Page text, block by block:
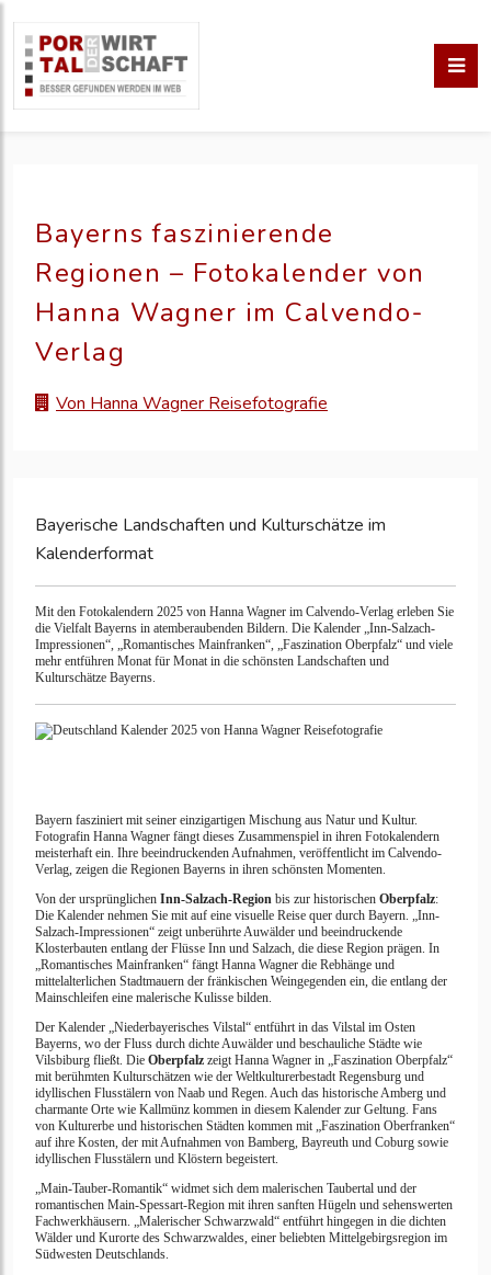
Bayerns faszinierende
Regionen – Fotokalender von
Hanna Wagner im Calvendo-
Verlag
Von Hanna Wagner Reisefotografie
Bayerische Landschaften und Kulturschätze im
Kalenderformat
Mit den Fotokalendern 2025 von Hanna Wagner im Calvendo-Verlag erleben Sie
die Vielfalt Bayerns in atemberaubenden Bildern. Die Kalender „Inn-Salzach-
Impressionen“, „Romantisches Mainfranken“, „Faszination Oberpfalz“ und viele
mehr entführen Monat für Monat in die schönsten Landschaften und
Kulturschätze Bayerns.
Bayern fasziniert mit seiner einzigartigen Mischung aus Natur und Kultur.
Fotografin Hanna Wagner fängt dieses Zusammenspiel in ihren Fotokalendern
meisterhaft ein. Ihre beeindruckenden Aufnahmen, veröffentlicht im Calvendo-
Verlag, zeigen die Regionen Bayerns in ihren schönsten Momenten.
Von der ursprünglichen Inn-Salzach-Region bis zur historischen Oberpfalz:
Die Kalender nehmen Sie mit auf eine visuelle Reise quer durch Bayern. „Inn-
Salzach-Impressionen“ zeigt unberührte Auwälder und beeindruckende
Klosterbauten entlang der Flüsse Inn und Salzach, die diese Region prägen. In
„Romantisches Mainfranken“ fängt Hanna Wagner die Rebhänge und
mittelalterlichen Stadtmauern der fränkischen Weingegenden ein, die entlang der
Mainschleifen eine malerische Kulisse bilden.
Der Kalender „Niederbayerisches Vilstal“ entführt in das Vilstal im Osten
Bayerns, wo der Fluss durch dichte Auwälder und beschauliche Städte wie
Vilsbiburg fließt. Die Oberpfalz zeigt Hanna Wagner in „Faszination Oberpfalz“
mit berühmten Kulturschätzen wie der Weltkulturerbestadt Regensburg und
idyllischen Flusstälern von Naab und Regen. Auch das historische Amberg und
charmante Orte wie Kallmünz kommen in diesem Kalender zur Geltung. Fans
von Kulturerbe und historischen Städten kommen mit „Faszination Oberfranken“
auf ihre Kosten, der mit Aufnahmen von Bamberg, Bayreuth und Coburg sowie
idyllischen Flusstälern und Klöstern begeistert.
„Main-Tauber-Romantik“ widmet sich dem malerischen Taubertal und der
romantischen Main-Spessart-Region mit ihren sanften Hügeln und sehenswerten
Fachwerkhäusern. „Malerischer Schwarzwald“ entführt hingegen in die dichten
Wälder und Kurorte des Schwarzwaldes, einer beliebten Mittelgebirgsregion im
Südwesten Deutschlands.